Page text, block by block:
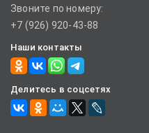
Звоните по номеру:
+7 (926) 920-43-88
Наши контакты
Делитесь в соцсетях